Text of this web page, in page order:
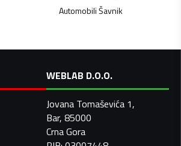
AutomobiliŠavnik
WEBLAB D.O.O.
Jovana Tomaševića 1,
Bar, 85000
Crna Gora